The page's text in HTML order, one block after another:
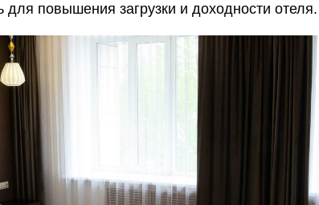
для повышения загрузки и доходности отеля.